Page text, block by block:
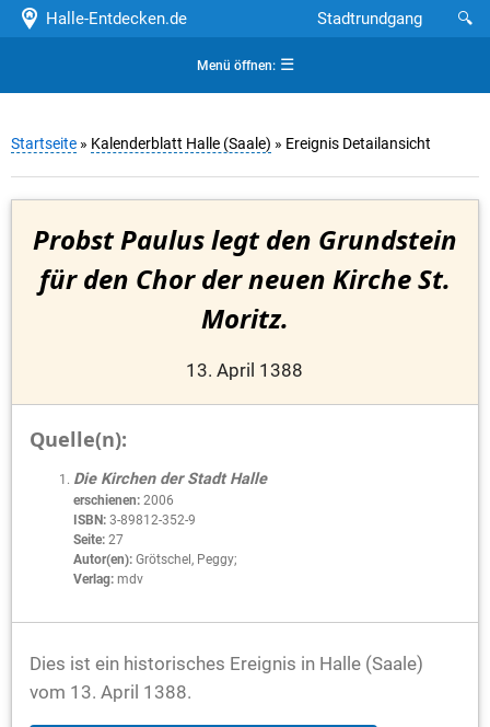
Halle-Entdecken.de 🔍
Stadtrundgang
Menü öffnen:☰
Startseite » Kalenderblatt Halle (Saale) » Ereignis Detailansicht
Probst Paulus legt den Grundstein
für den Chor der neuen Kirche St.
Moritz.
13. April 1388
Quelle(n):
Die Kirchen der Stadt Halle
erschienen: 2006
ISBN: 3-89812-352-9
Seite: 27
Autor(en): Grötschel, Peggy;
Verlag: mdv
Dies ist ein historisches Ereignis in Halle (Saale)
vom 13. April 1388.